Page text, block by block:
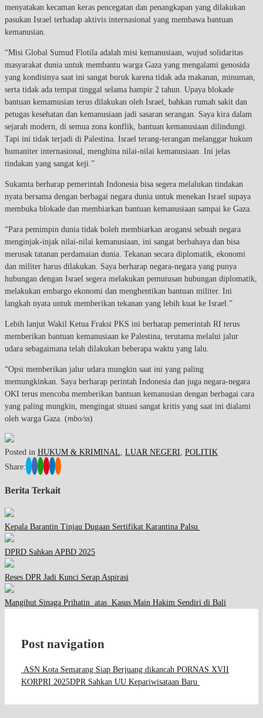
menyatakan kecaman keras pencegatan dan penangkapan yang dilakukan
pasukan Israel terhadap aktivis internasional yang membawa bantuan
kemanusian.
“Misi Global Sumud Flotila adalah misi kemanusiaan, wujud solidaritas
masyarakat dunia untuk membantu warga Gaza yang mengalami genosida
yang kondisinya saat ini sangat buruk karena tidak ada makanan, minuman,
serta tidak ada tempat tinggal selama hampir 2 tahun. Upaya blokade
bantuan kemamusian terus dilakukan oleh Israel, bahkan rumah sakit dan
petugas kesehatan dan kemanusiaan jadi sasaran serangan. Saya kira dalam
sejarah modern, di semua zona konflik, bantuan kemanusiaan dilindungi.
Tapi ini tidak terjadi di Palestina. Israel terang-terangan melanggar hukum
humaniter internasional, menghina nilai-nilai kemanusiaan. Ini jelas
tindakan yang sangat keji.”
Sukamta berharap pemerintah Indonesia bisa segera melalukan tindakan
nyata bersama dengan berbagai negara dunia untuk menekan Israel supaya
membuka blokade dan membiarkan bantuan kemanusiaan sampai ke Gaza.
“Para pemimpin dunia tidak boleh membiarkan arogansi sebuah negara
menginjak-injak nilai-nilai kemanusiaan, ini sangat berbahaya dan bisa
merusak tatanan perdamaian dunia. Tekanan secara diplomatik, ekonomi
dan militer harus dilakukan. Saya berharap negara-negara yang punya
hubungan dengan Israel segera melakukan pemutusan hubungan diplomatik,
melakukan embargo ekonomi dan menghentikan bantuan militer. Ini
langkah nyata untuk memberikan tekanan yang lebih kuat ke Israel.”
Lebih lanjut Wakil Ketua Fraksi PKS ini berharap pemerintah RI terus
memberikan bantuan kemanusiaan ke Palestina, terutama melalui jalur
udara sebagaimana telah dilakukan beberapa waktu yang lalu.
“Opsi memberikan jalur udara mungkin saat ini yang paling
memungkinkan. Saya berharap perintah Indonesia dan juga negara-negara
OKI terus mencoba memberikan bantuan kemanusian dengan berbagai cara
yang paling mungkin, mengingat situasi sangat kritis yang saat ini dialami
oleh warga Gaza. (mbo/ss)
Posted in HUKUM & KRIMINAL LUAR NEGERI POLITIK
Share:
Berita Terkait
Kepala Barantin Tinjau Dugaan Sertifikat Karantina Palsu
DPRD Sahkan APBD 2025
Reses DPR Jadi Kunci Serap Aspirasi
Mangihut Sinaga Prihatin atas Kasus Main Hakim Sendiri di Bali
Post navigation
ASN Kota Semarang Siap Berjuang dikancah PORNAS XVII
KORPRI 2025DPR Sahkan UU Kepariwisataan Baru